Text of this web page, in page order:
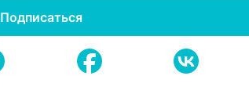
Подписаться